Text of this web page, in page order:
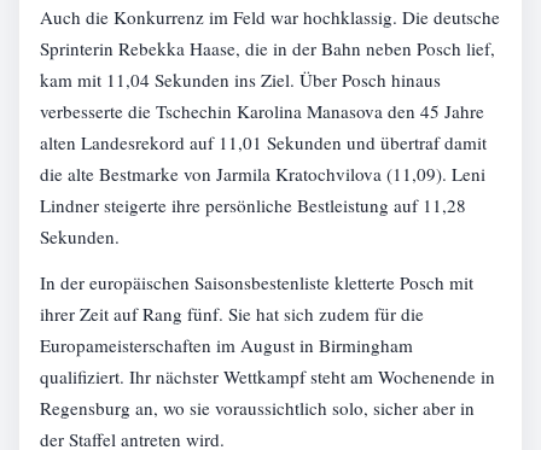
Auch die Konkurrenz im Feld war hochklassig. Die deutsche
Sprinterin Rebekka Haase, die in der Bahn neben Posch lief,
kam mit 11,04 Sekunden ins Ziel. Über Posch hinaus
verbesserte die Tschechin Karolina Manasova den 45 Jahre
alten Landesrekord auf 11,01 Sekunden und übertraf damit
die alte Bestmarke von Jarmila Kratochvilova (11,09). Leni
Lindner steigerte ihre persönliche Bestleistung auf 11,28
Sekunden.
In der europäischen Saisonsbestenliste kletterte Posch mit
ihrer Zeit auf Rang fünf. Sie hat sich zudem für die
Europameisterschaften im August in Birmingham
qualifiziert. Ihr nächster Wettkampf steht am Wochenende in
Regensburg an, wo sie voraussichtlich solo, sicher aber in
der Staffel antreten wird.